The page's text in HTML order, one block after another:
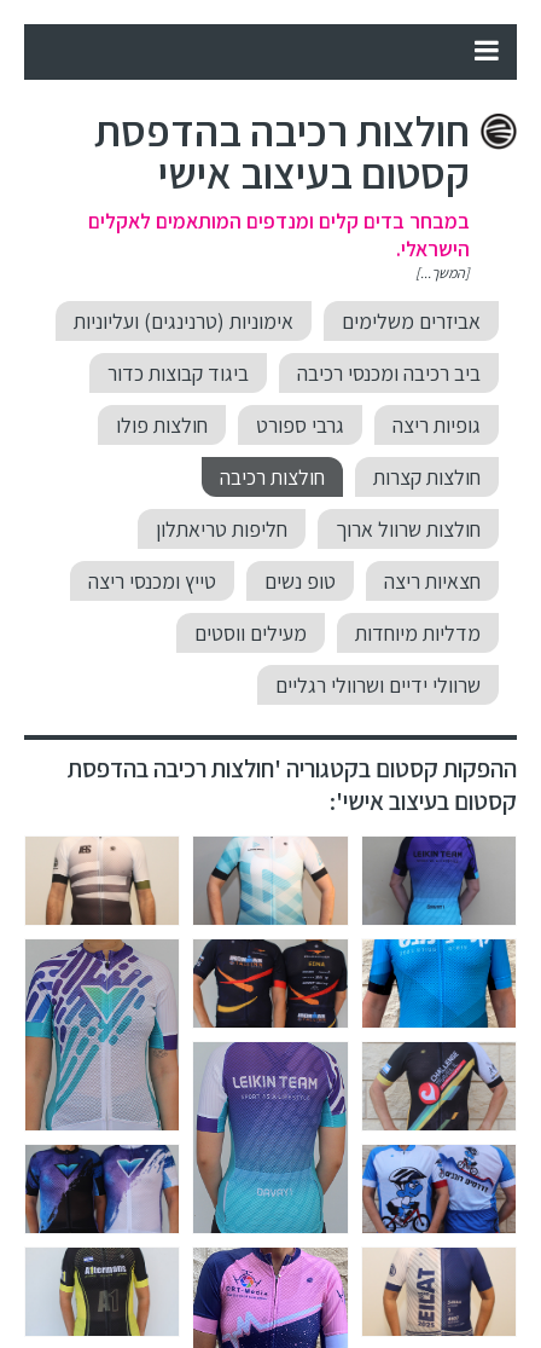
חולצות רכיבה בהדפסת
קסטום בעיצוב אישי
במבחר בדים קלים ומנדפים המותאמים לאקלים
הישראלי.
[המשך...]
אביזרים משלימים
אימוניות (טרנינגים) ועליוניות
ביב רכיבה ומכנסי רכיבה
ביגוד קבוצות כדור
גופיות ריצה
גרבי ספורט
חולצות פולו
חולצות קצרות
חולצות רכיבה
חולצות שרוול ארוך
חליפות טריאתלון
חצאיות ריצה
טופ נשים
טייץ ומכנסי ריצה
מדליות מיוחדות
מעילים ווסטים
שרוולי ידיים ושרוולי רגליים
ההפקות קסטום בקטגוריה 'חולצות רכיבה בהדפסת
קסטום בעיצוב אישי':